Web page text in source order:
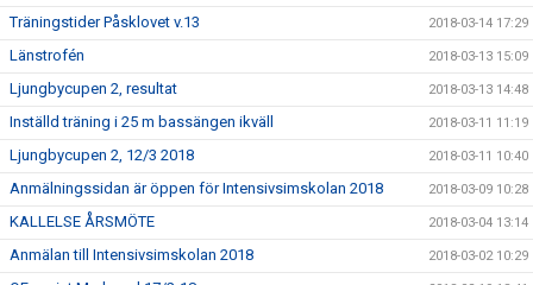
Träningstider Påsklovet v.13 2018-03-14 17:29
Länstrofén 2018-03-13 15:09
Ljungbycupen 2, resultat 2018-03-13 14:48
Inställd träning i 25 m bassängen ikväll 2018-03-11 11:19
Ljungbycupen 2, 12/3 2018 2018-03-11 10:40
Anmälningssidan är öppen för Intensivsimskolan 2018 2018-03-09 10:28
KALLELSE ÅRSMÖTE 2018-03-04 13:14
Anmälan till Intensivsimskolan 2018 2018-03-02 10:29